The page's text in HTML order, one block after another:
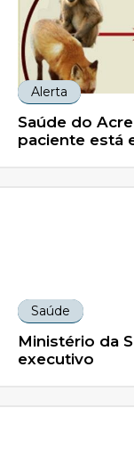
Alerta
Saúde do
paciente está
Saúde
Ministério da
executivo